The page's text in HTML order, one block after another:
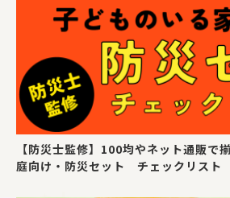
【防災士監修】100均やネット通販で
庭向け・防災セット チェックリスト